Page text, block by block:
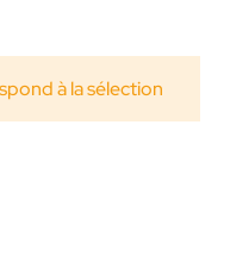
à la sélection